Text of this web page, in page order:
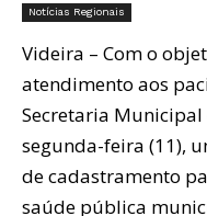
Notícias Regionais
Videira – Com o
atendimento aos
Secretaria
segunda-feira (11),
de cadastramento
saúde pública